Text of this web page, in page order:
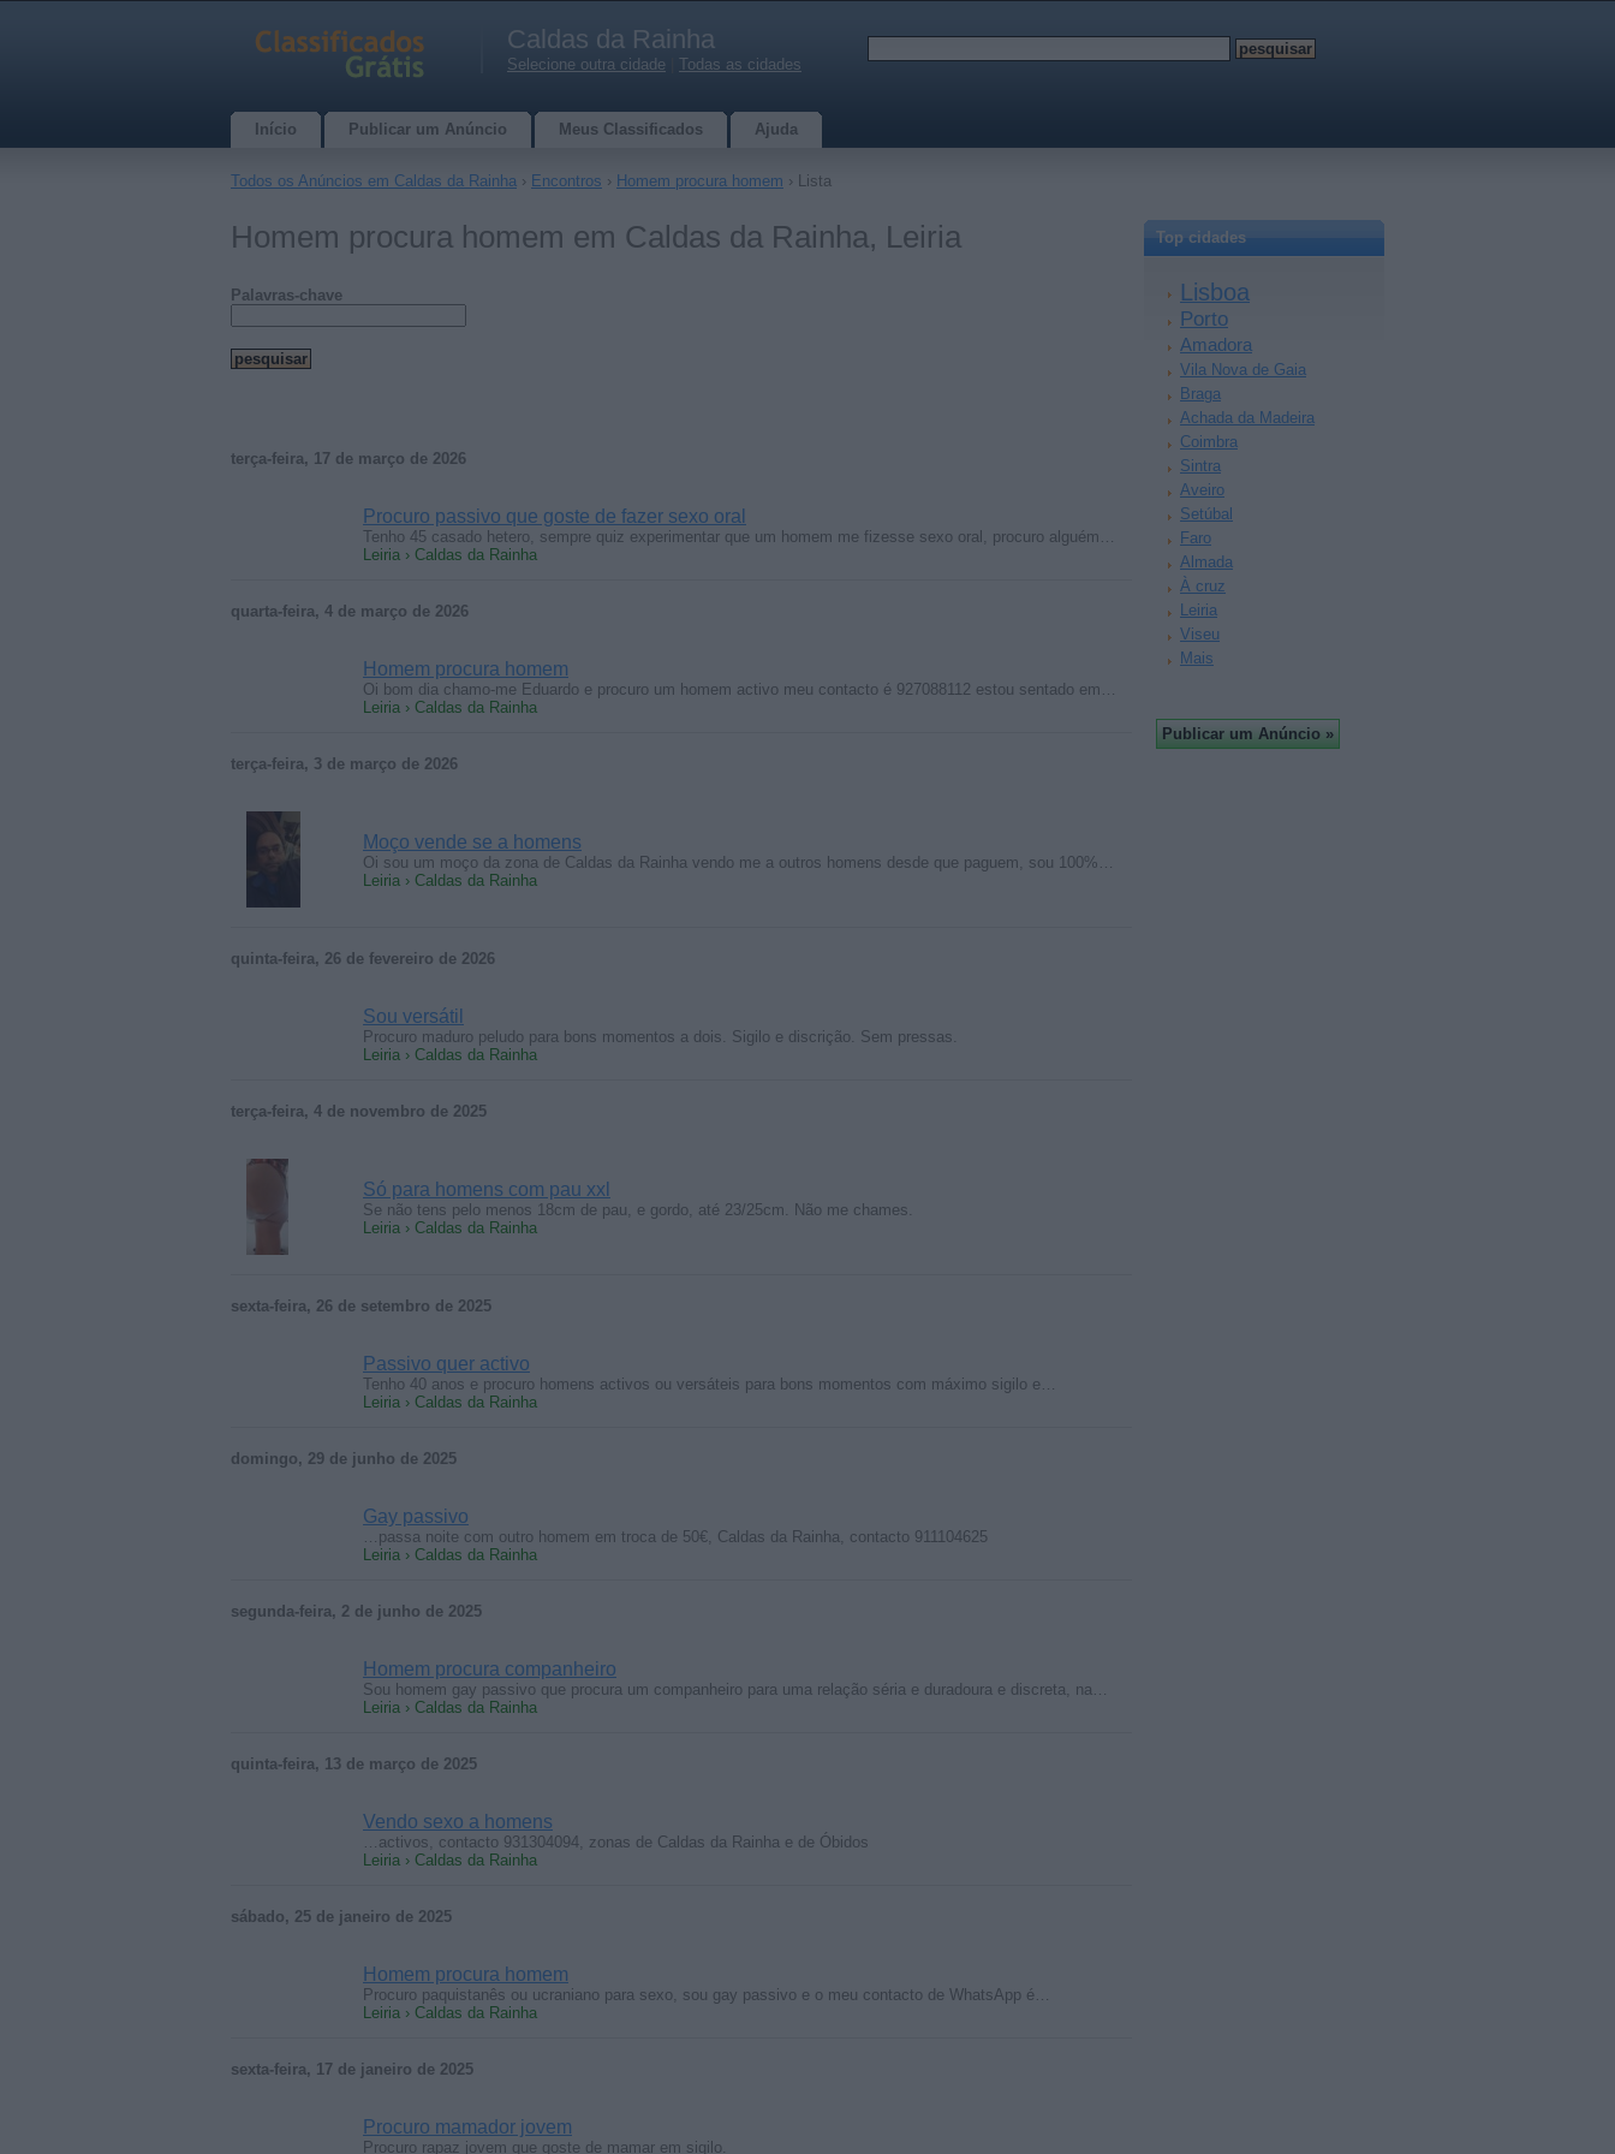
Caldas da Rainha
Selecione outra cidade Todas as cidades
Início Publicar um Anúncio Meus Classificados Ajuda
Todos os Anúncios em Caldas da Rainha › Encontros › Homem procura homem › Lista
Homem procura homem em Caldas da Rainha, Leiria
Palavras-chave
terça-feira, 17 de março de 2026
Procuro passivo que goste de fazer sexo oral
Tenho 45 casado hetero, sempre quiz experimentar que um homem me fizesse sexo oral, procuro alguém…
Leiria › Caldas da Rainha
quarta-feira, 4 de março de 2026
Homem procura homem
Oi bom dia chamo-me Eduardo e procuro um homem activo meu contacto é 927088112 estou sentado em…
Leiria › Caldas da Rainha
terça-feira, 3 de março de 2026
Moço vende se a homens
Oi sou um moço da zona de Caldas da Rainha vendo me a outros homens desde que paguem, sou 100%…
Leiria › Caldas da Rainha
quinta-feira, 26 de fevereiro de 2026
Sou versátil
Procuro maduro peludo para bons momentos a dois. Sigilo e discrição. Sem pressas.
Leiria › Caldas da Rainha
terça-feira, 4 de novembro de 2025
Só para homens com pau xxl
Se não tens pelo menos 18cm de pau, e gordo, até 23/25cm. Não me chames.
Leiria › Caldas da Rainha
sexta-feira, 26 de setembro de 2025
Passivo quer activo
Tenho 40 anos e procuro homens activos ou versáteis para bons momentos com máximo sigilo e…
Leiria › Caldas da Rainha
domingo, 29 de junho de 2025
Gay passivo
…passa noite com outro homem em troca de 50€, Caldas da Rainha, contacto 911104625
Leiria › Caldas da Rainha
segunda-feira, 2 de junho de 2025
Homem procura companheiro
Sou homem gay passivo que procura um companheiro para uma relação séria e duradoura e discreta, na…
Leiria › Caldas da Rainha
quinta-feira, 13 de março de 2025
Vendo sexo a homens
…activos, contacto 931304094, zonas de Caldas da Rainha e de Óbidos
Leiria › Caldas da Rainha
sábado, 25 de janeiro de 2025
Homem procura homem
Procuro paquistanês ou ucraniano para sexo, sou gay passivo e o meu contacto de WhatsApp é…
Leiria › Caldas da Rainha
sexta-feira, 17 de janeiro de 2025
Procuro mamador jovem
Procuro rapaz jovem que goste de mamar em sigilo.
Top cidades
Lisboa
Porto
Amadora
Vila Nova de Gaia
Braga
Achada da Madeira
Coimbra
Sintra
Aveiro
Setúbal
Faro
Almada
À cruz
Leiria
Viseu
Mais